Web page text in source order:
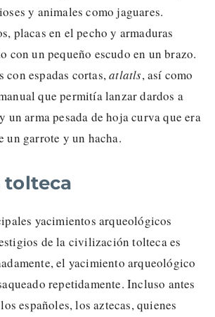
y animales como jaguares.
placas en el pecho y armaduras
con un pequeño escudo en un brazo.
con espadas cortas,atlatls, así como
que permitía lanzar dardos a
un arma pesada de hoja curva que era
un garrote y un hacha.
tolteca
yacimientos arqueológicos
de la civilización tolteca es
el yacimiento arqueológico
repetidamente. Incluso antes
españoles, los aztecas, quienes